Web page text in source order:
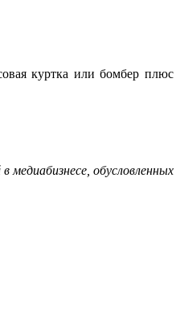
куртка или бомбер плюс
обусловленных